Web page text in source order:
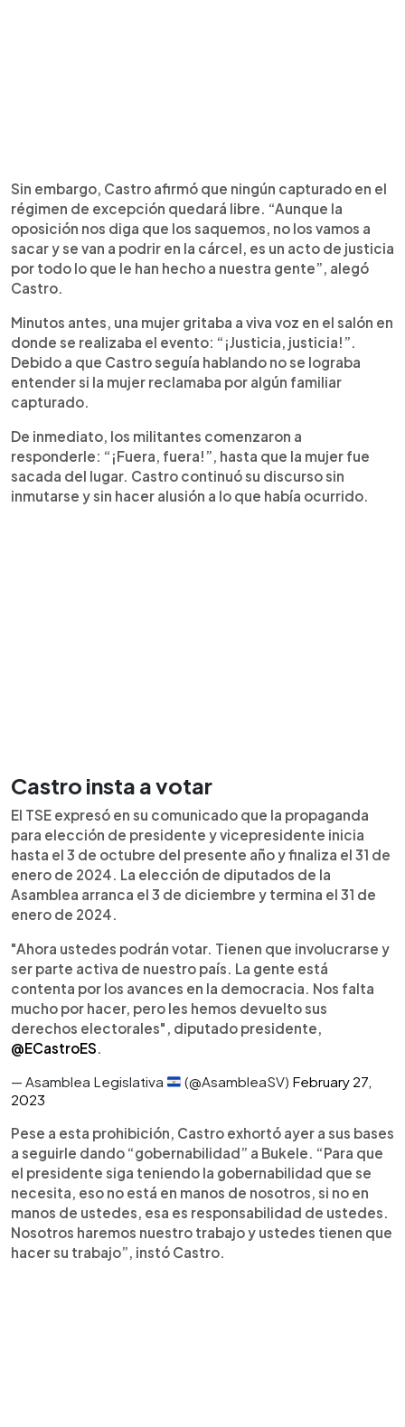
Sin embargo, Castro afirmó que ningún capturado en el
régimen de excepción quedará libre. “Aunque la
oposición nos diga que los saquemos, no los vamos a
sacar y se van a podrir en la cárcel, es un acto de justicia
por todo lo que le han hecho a nuestra gente”, alegó
Castro.
Minutos antes, una mujer gritaba a viva voz en el salón en
donde se realizaba el evento: “¡Justicia, justicia!”.
Debido a que Castro seguía hablando no se lograba
entender si la mujer reclamaba por algún familiar
capturado.
De inmediato, los militantes comenzaron a
responderle: “¡Fuera, fuera!”, hasta que la mujer fue
sacada del lugar. Castro continuó su discurso sin
inmutarse y sin hacer alusión a lo que había ocurrido.
Castro insta a votar
El TSE expresó en su comunicado que la propaganda
para elección de presidente y vicepresidente inicia
hasta el 3 de octubre del presente año y finaliza el 31 de
enero de 2024. La elección de diputados de la
Asamblea arranca el 3 de diciembre y termina el 31 de
enero de 2024.
"Ahora ustedes podrán votar. Tienen que involucrarse y
ser parte activa de nuestro país. La gente está
contenta por los avances en la democracia. Nos falta
mucho por hacer, pero les hemos devuelto sus
derechos electorales", diputado presidente,
@ECastroES.
— Asamblea Legislativa
(@AsambleaSV) February 27,
2023
Pese a esta prohibición, Castro exhortó ayer a sus bases
a seguirle dando “gobernabilidad” a Bukele. “Para que
el presidente siga teniendo la gobernabilidad que se
necesita, eso no está en manos de nosotros, si no en
manos de ustedes, esa es responsabilidad de ustedes.
Nosotros haremos nuestro trabajo y ustedes tienen que
hacer su trabajo”, instó Castro.